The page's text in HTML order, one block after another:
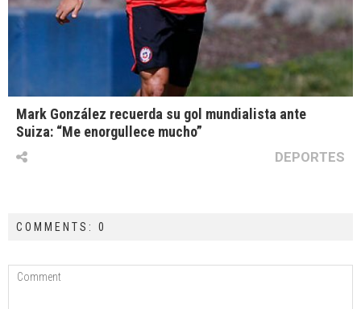
Mark González recuerda su gol mundialista ante
Suiza: “Me enorgullece mucho”
DEPORTES
COMMENTS: 0